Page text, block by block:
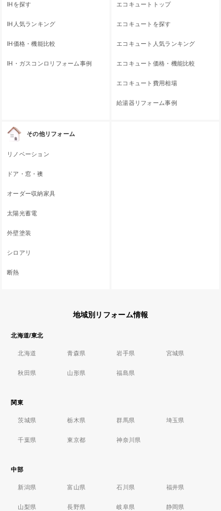
IHを探す
IH人気ランキング
IH価格・機能比較
IH・ガスコンロリフォーム事例
エコキュートトップ
エコキュートを探す
エコキュート人気ランキング
エコキュート価格・機能比較
エコキュート費用相場
給湯器リフォーム事例
その他リフォーム
リノベーション
ドア・窓・襖
オーダー収納家具
太陽光蓄電
外壁塗装
シロアリ
断熱
地域別リフォーム情報
北海道/東北
北海道 青森県 岩手県 宮城県
秋田県 山形県 福島県
関東
茨城県 栃木県 群馬県 埼玉県
千葉県 東京都 神奈川県
中部
新潟県 富山県 石川県 福井県
山梨県 長野県 岐阜県 静岡県